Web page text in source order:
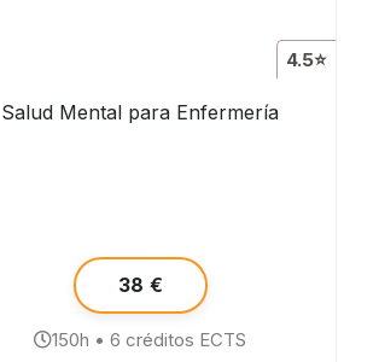
4.5⭐
Salud Mental para Enfermería
38 €
150h • 6 créditos ECTS